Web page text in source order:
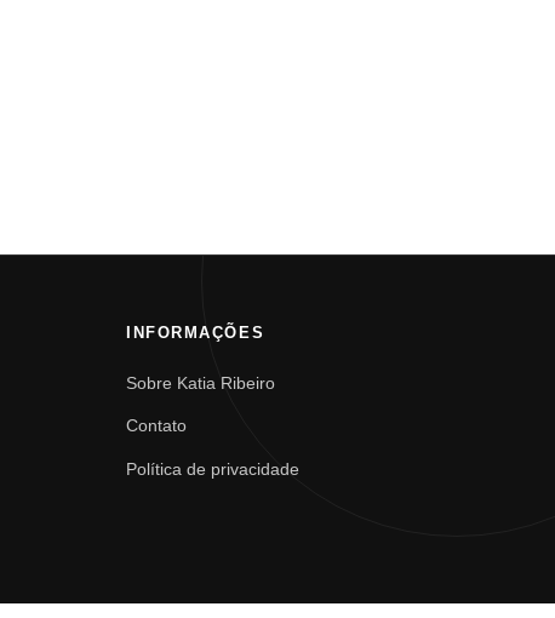
INFORMAÇÕES
Sobre Katia Ribeiro
Contato
Política de privacidade